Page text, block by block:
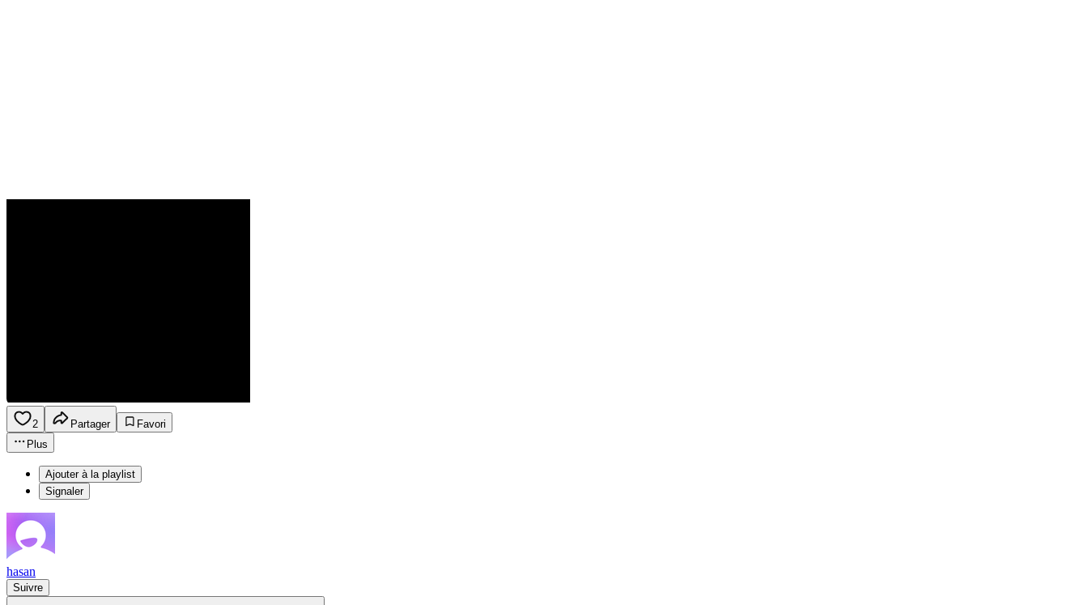
2 Partager
Favori
Plus
Ajouter à la playlist
Signaler
hasan
Suivre